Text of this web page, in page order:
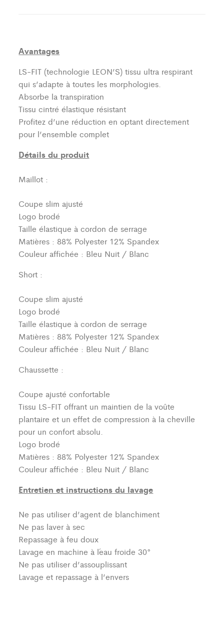
Avantages
LS-FIT (technologie LEON’S)tissu ultra respirant
qui s’adapte à toutes les morphologies.
Absorbe la transpiration
Tissu cintré élastique résistant
Profitez d’une réduction en optant directement
pour l’ensemble complet
Détails du produit
Maillot :
Coupe slim ajusté
Logo brodé
Taille élastique à cordon de serrage
Matières : 88% Polyester 12% Spandex
Couleur affichée : Bleu Nuit / Blanc
Short :
Coupe slim ajusté
Logo brodé
Taille élastique à cordon de serrage
Matières : 88% Polyester 12% Spandex
Couleur affichée : Bleu Nuit / Blanc
Chaussette :
Coupe ajusté confortable
Tissu LS-FIT offrant un maintien de la voûte
plantaire et un effet de compression à la cheville
pour un confort absolu.
Logo brodé
Matières : 88% Polyester 12% Spandex
Couleur affichée : Bleu Nuit / Blanc
Entretien et instructions du lavage
Ne pas utiliser d’agent de blanchiment
Ne pas laver à sec
Repassage à feu doux
Lavage en machine à l´eau froide 30°
Ne pas utiliser d’assouplissant
Lavage et repassage à l’envers